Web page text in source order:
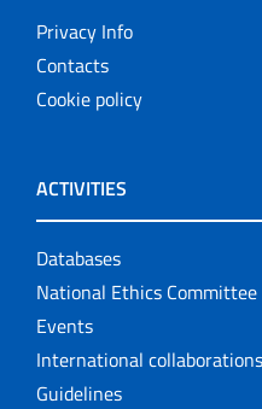
Privacy Info
Contacts
Cookie policy
ACTIVITIES
Databases
National Ethics Committee
Events
International collaborations
Guidelines